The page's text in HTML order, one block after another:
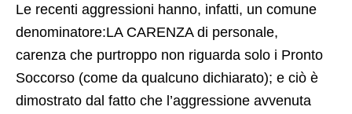
Le recenti aggressioni hanno, infatti, un comune
denominatore:LA CARENZA di personale,
carenza che purtroppo non riguarda solo i Pronto
Soccorso (come da qualcuno dichiarato); e ciò è
dimostrato dal fatto che l’aggressione avvenuta